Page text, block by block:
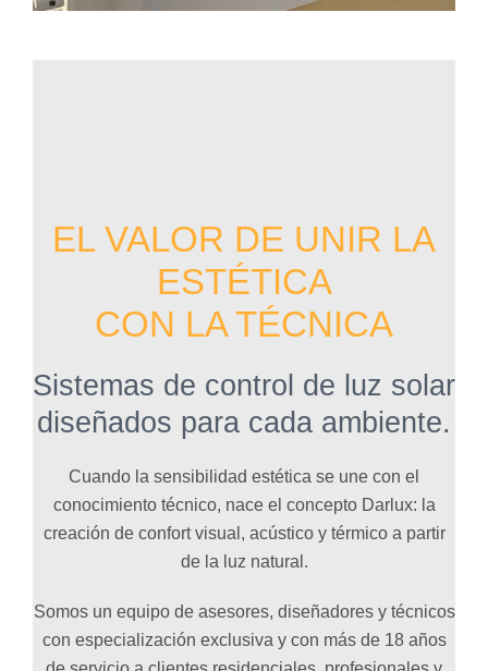
EL VALOR DE UNIR LA
ESTÉTICA
CON LA TÉCNICA
Sistemas de control de luz solar
diseñados para cada ambiente.
Cuando la sensibilidad estética se une con el
conocimiento técnico, nace el concepto Darlux: la
creación de confort visual, acústico y térmico a partir
de la luz natural.
Somos un equipo de asesores, diseñadores y técnicos
con especialización exclusiva y con más de 18 años